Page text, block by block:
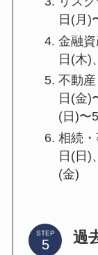
日(月)
金
日(木)
不
日(金)
(日)〜
相続
日(日)
(金)
STEP
過